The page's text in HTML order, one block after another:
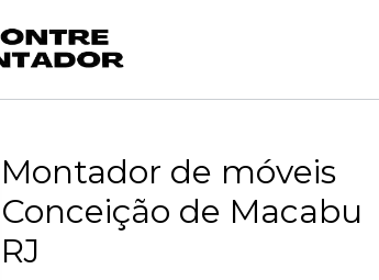
Montador de móveis
Conceição de Macabu
RJ